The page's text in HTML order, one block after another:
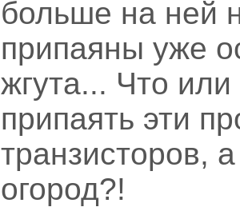
больше на ней
припаяны уже
жгута... Что
припаять эти
транзисторов,
огород?!